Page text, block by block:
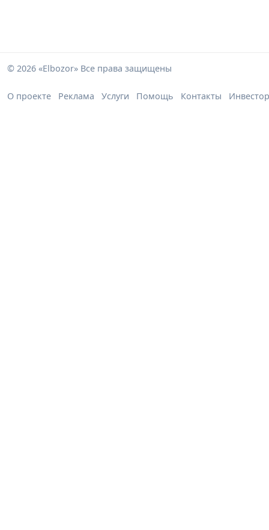
© 2026 «Elbozor» Все права защищены
О проекте Реклама Услуги Помощь Контакты